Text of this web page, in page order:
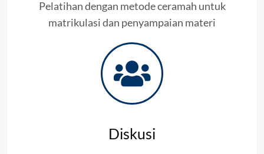
Pelatihan dengan metode ceramah untuk
matrikulasi dan penyampaian materi
Diskusi